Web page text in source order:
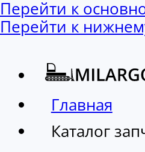
Перейти к
Перейти к
Главная
Каталог